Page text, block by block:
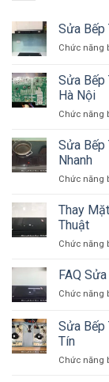
Sửa Bếp
Chức năng
Sửa Bếp
Hà Nội
Chức năng
Sửa
Nhanh
Chức năng
Thay
Thuật
Chức năng
FAQ
Chức năng
Sửa Bếp
Tín
Chức năng